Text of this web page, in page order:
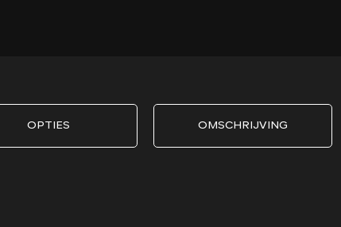
OPTIES OMSCHRIJVING